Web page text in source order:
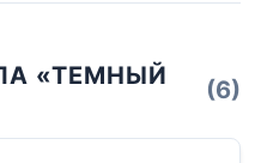
«ТЕМНЫЙ
(6)